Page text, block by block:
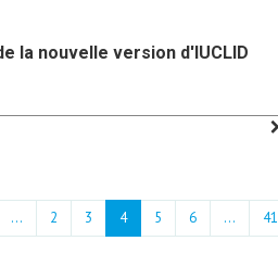
la nouvelle version d'IUCLID
... 2 3 4 5 6 … 41